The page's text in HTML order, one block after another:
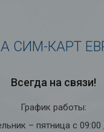
СИМ-КАРТ
Всегда на связи!
График работы:
– пятница с 09:00